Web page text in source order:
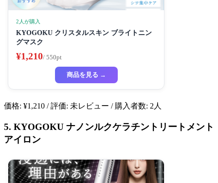
2人が購入
KYOGOKU クリスタルスキン ブライトニン
グマスク
¥1,210/ 550pt
商品を見る →
価格: ¥1,210 / 評価: 未レビュー / 購入者数: 2人
5. KYOGOKU ナノンルクケラチントリートメント
アイロン